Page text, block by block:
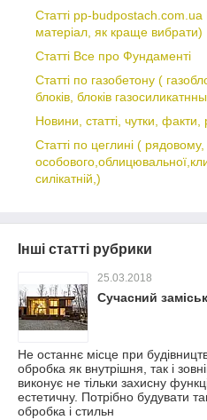
Статті pp-
матеріал, як краще вибрати)
Статті Все про Фундаменті
Статті по газобетону (
блоків, блоків
Новини, статті, чутки, факти,
Статті по цеглині ( рядовому,
силікатній,)
Інші статті рубрики
25.03.2018
Сучасний
Не останнє місце при
обробка як внутрішня, так і
виконує не тільки захисну
естетичну. Потрібно будувати
обробка і стильн